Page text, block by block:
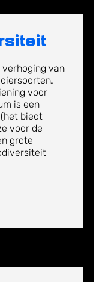
van
voor
is een
(het biedt
voor de
grote